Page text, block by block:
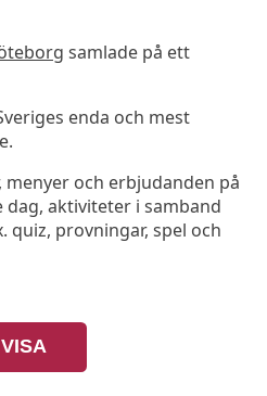
samlade på ett
enda och mest
och erbjudanden på
dag, aktiviteter i samband
quiz, provningar, spel och
VISA